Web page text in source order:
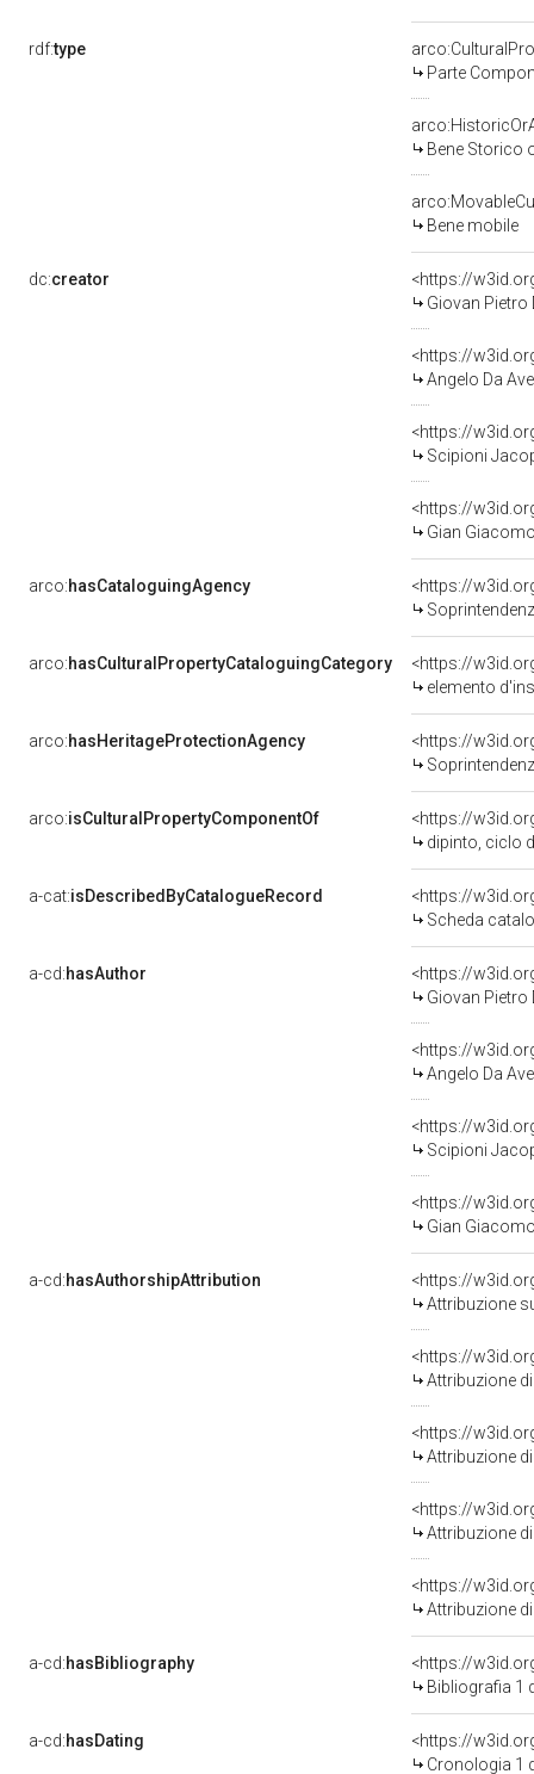
rdf:type
Parte
Bene Storico
Bene mobile
dc:creator
<https://
Giovan
<https://
Angelo Da
<https://
Scipioni
<https://
Gian
arco:hasCataloguingAgency
<https://
Soprintendenza per i
arco:hasCulturalPropertyCataloguingCategory
<https://
elemento
arco:hasHeritageProtectionAgency
<https://
arco:isCulturalPropertyComponentOf
<https://
dipinto, ciclo di Giovan
a-cat:isDescribedByCatalogueRecord
<https://
Scheda
a-cd:hasAuthor
<https://
Giovan
<https://
Angelo Da
<https://
Scipioni
<https://
Gian
a-cd:hasAuthorshipAttribution
<https://
Attribuzione
<https://
Attribuzione di
<https://
Attribuzione di
<https://
Attribuzione di
<https://
Attribuzione di
a-cd:hasBibliography
<https://
Bibliografia 1
a-cd:hasDating
<https://
Cronologia 1